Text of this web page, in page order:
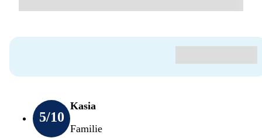
5/10
Kasia
Familie